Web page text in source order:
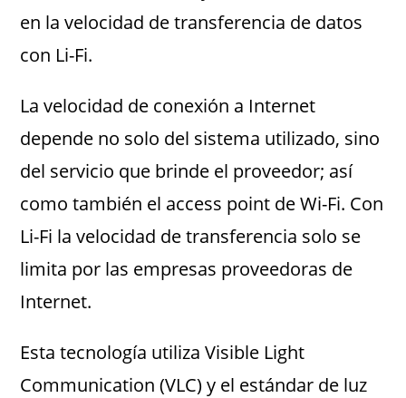
en la velocidad de transferencia de datos
con Li-Fi.
La velocidad de conexión a Internet
depende no solo del sistema utilizado, sino
del servicio que brinde el proveedor; así
como también el access point de Wi-Fi. Con
Li-Fi la velocidad de transferencia solo se
limita por las empresas proveedoras de
Internet.
Esta tecnología utiliza Visible Light
Communication (VLC) y el estándar de luz